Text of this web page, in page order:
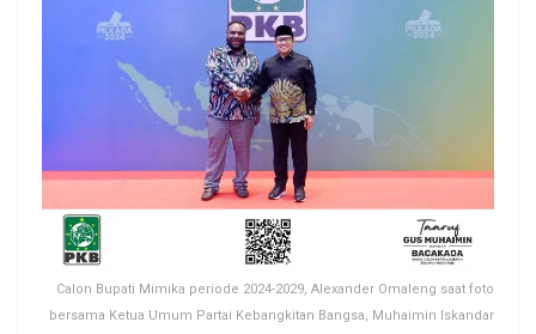
Calon Bupati Mimika periode 2024-2029, Alexander Omaleng saat foto
bersama Ketua Umum Partai Kebangkitan Bangsa, Muhaimin Iskandar